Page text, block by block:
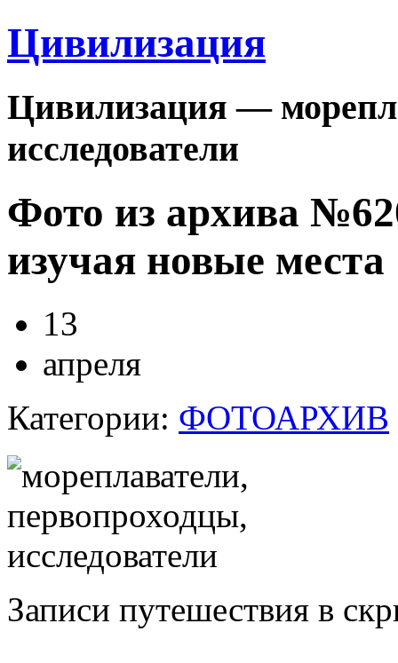
Цивилизация
Цивилизация —
исследователи
Фото из архива
изучая новые места
13
апреля
Категории: ФОТОАРХИВ
Записи путешествия в